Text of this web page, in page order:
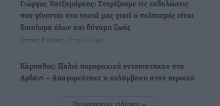
Γιώργος Χατζημάρκος: Στηρίζουμε τις εκδηλώσεις
που γίνονται στα νησιά μας γιατί ο πολιτισμός είναι
δικαίωμα όλων και δύναμη ζωής
Τοπικές Ειδήσεις πριν 17 ώρες
Κάρπαθος: Παλιά πυρομαχικά εντοπίστηκαν στο
Αρδάνι – Απαγορεύτηκε η κολύμβηση στην περιοχή